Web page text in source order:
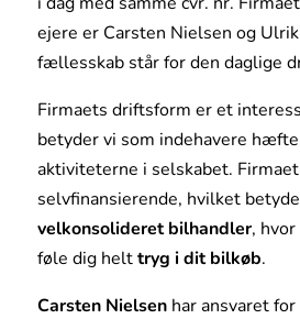
ejere er Carsten Nielsen og
fællesskab står for den daglige
Firmaets driftsform er et
betyder vi som indehavere
aktiviteterne i selskabet.
selvfinansierende, hvilket
velkonsolideret bilhandler, hvor
føle dig helttryg i dit bilkøb.
Carsten Nielsenhar ansvaret